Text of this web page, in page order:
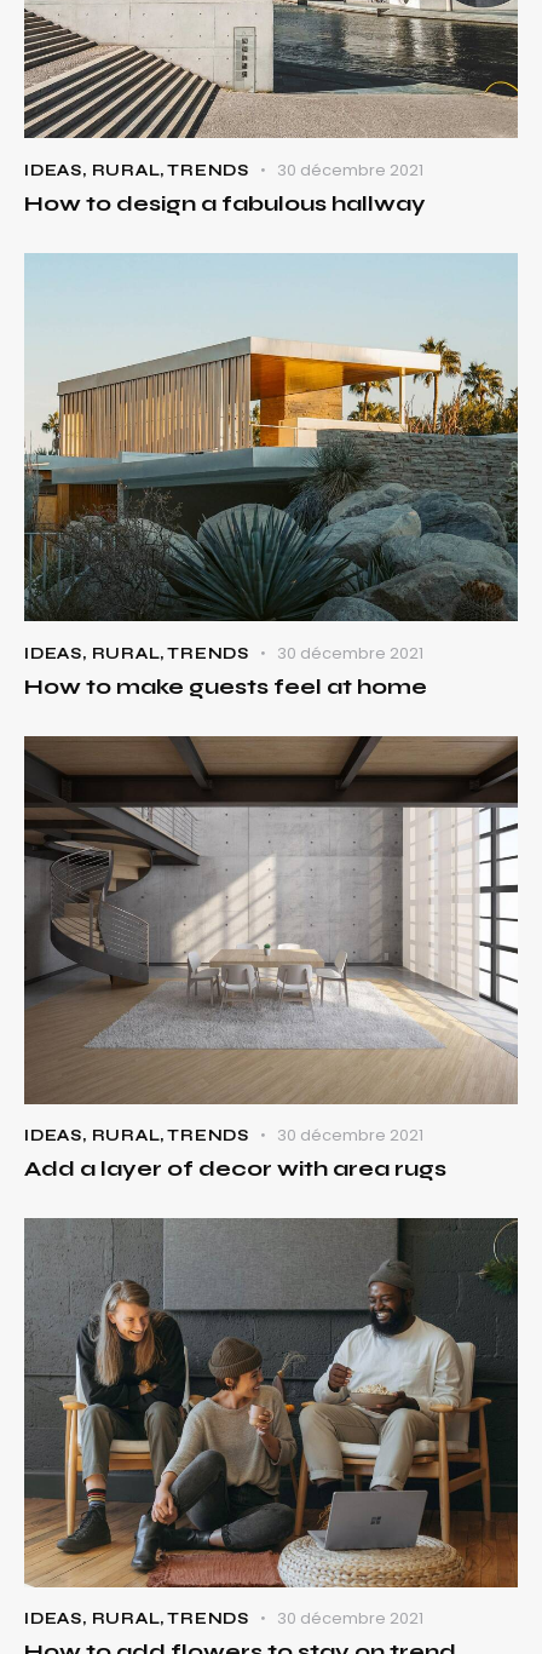
IDEAS, RURAL,TRENDS 30 décembre 2021
How to design a fabulous hallway
IDEAS, RURAL,TRENDS 30 décembre 2021
How to make guests feel at home
IDEAS, RURAL,TRENDS 30 décembre 2021
Add a layer of decor with area rugs
IDEAS, RURAL,TRENDS 30 décembre 2021